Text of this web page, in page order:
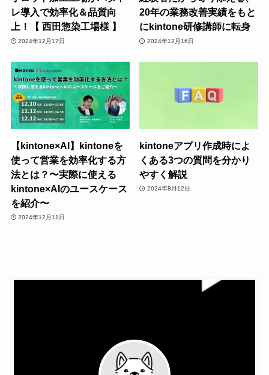
レ導入で効率化＆品質向
上！【 西田惣染工場様 】
2024年12月17日
20年の業務改善実績をもと
にkintone研修講師に転身
2024年12月16日
【kintone×AI】kintoneを
使って営業を効率化する方
法とは？〜実際に使える
kintone×AIのユースケース
を紹介〜
2024年12月11日
kintoneアプリ作成時によ
くある3つの質問を分かり
やすく解説
2024年8月12日